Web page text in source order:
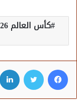
فيسبوك تويتر